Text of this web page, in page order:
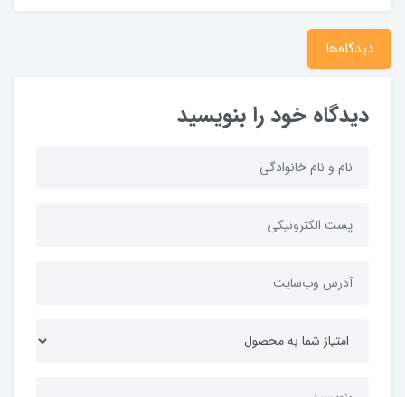
دیدگاه‌ها
دیدگاه خود را بنویسید